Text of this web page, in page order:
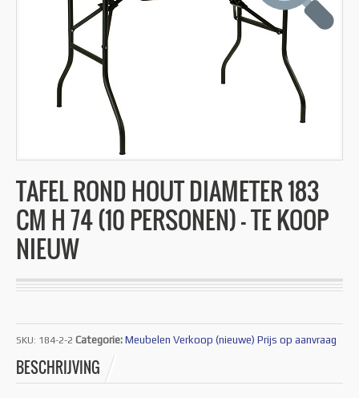
TAFEL ROND HOUT DIAMETER 183
CM H 74 (10 PERSONEN) – TE KOOP
NIEUW
SKU: 184-2-2 Categorie: Meubelen Verkoop (nieuwe) Prijs op aanvraag
BESCHRIJVING